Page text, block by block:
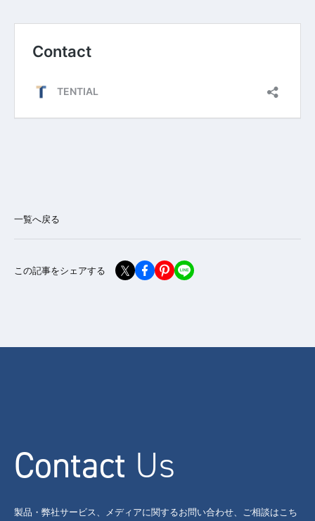
一覧へ戻る
この記事をシェアする
Contact Us
製品・弊社サービス、メディアに関するお問い合わせ、ご相談はこち